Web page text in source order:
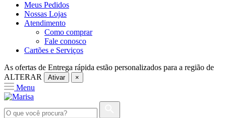
Meus Pedidos
Nossas Lojas
Atendimento
Como comprar
Fale conosco
Cartões e Serviços
As ofertas de Entrega rápida estão personalizados para a região de
ALTERAR
Ativar ×
Menu